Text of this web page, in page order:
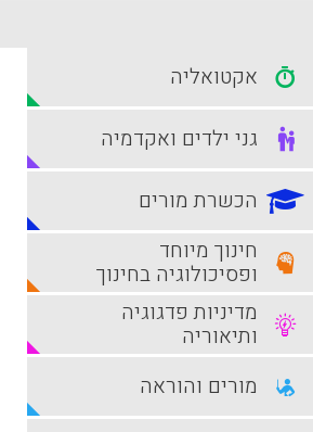
אקטואליה
גני ילדים ואקדמיה
הכשרת מורים
חינוך מיוחד
ופסיכולוגיה בחינוך
מדיניות פדגוגיה
ותיאוריה
מורים והוראה